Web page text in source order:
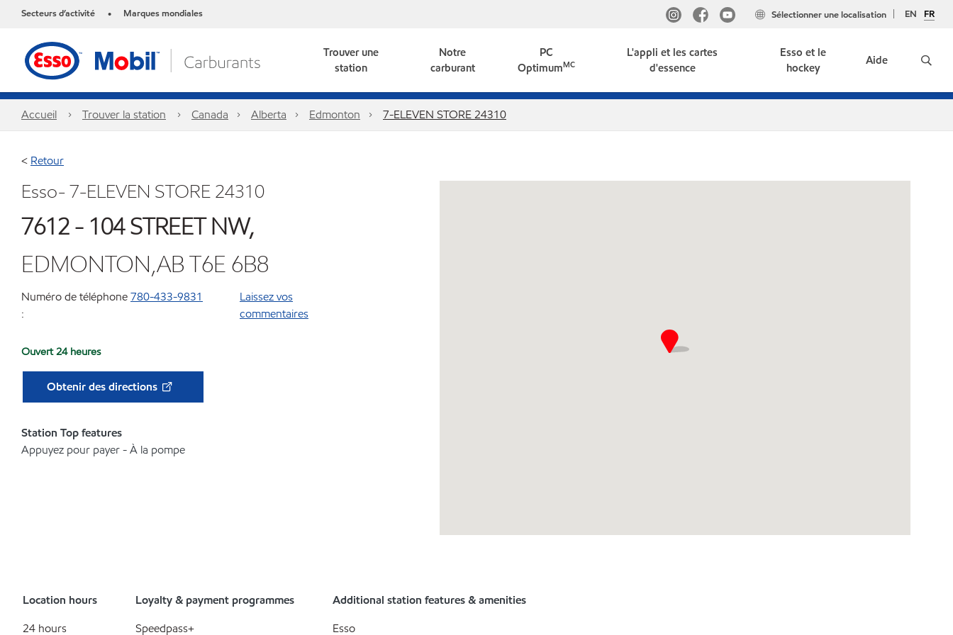
Secteurs d’activité • Marques mondiales EN FR
Sélectionner une localisation
Trouver une
station
Notre
carburant
PC
OptimumMC
L'appli et les cartes
d'essence
Esso et le
hockey
Aide
Accueil Trouver la station Canada Alberta Edmonton 7-ELEVEN STORE 24310
< Retour
Esso- 7-ELEVEN STORE 24310
7612 - 104 STREET NW,
EDMONTON,AB T6E 6B8
Numéro de téléphone
:
780-433-9831
Laissez vos
commentaires
Ouvert 24 heures
Obtenir des directions
Station Top features
Appuyez pour payer - À la pompe
Location hours
24 hours
Loyalty & payment programmes
Speedpass+
Additional station features & amenities
Esso